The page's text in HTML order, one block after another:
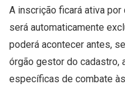
A inscrição ficará ativa
será automaticamente
poderá acontecer antes,
órgão gestor do cadastro,
específicas de combate